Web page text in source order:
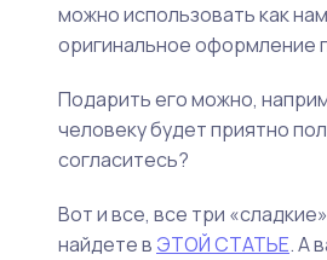
можно использовать как
оригинальное оформление
Подарить его можно,
человеку будет приятно
согласитесь?
Вот и все, все три
найдете в ЭТОЙ СТАТЬЕ. А